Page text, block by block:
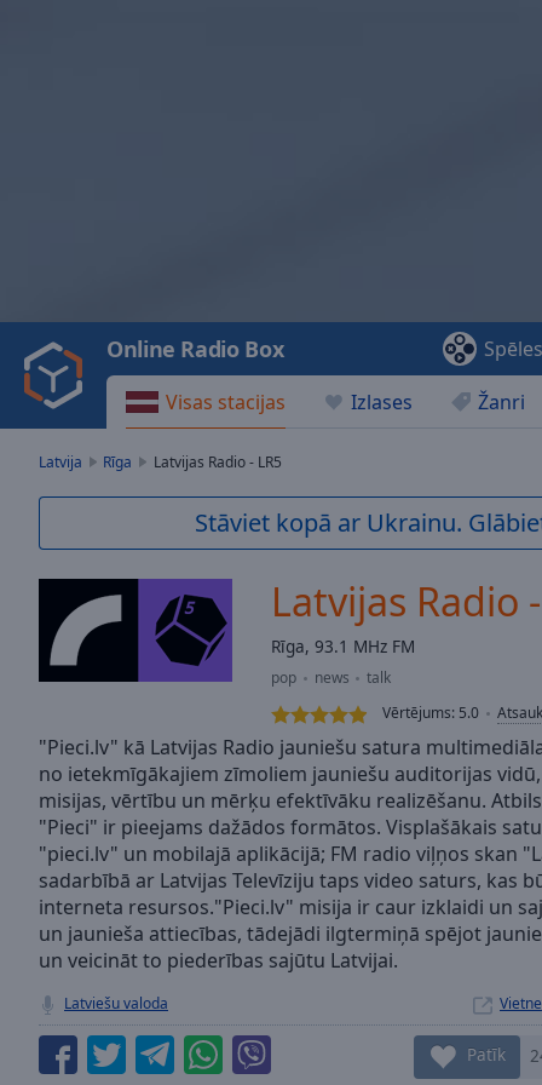
Video
Play
Backward
Skip
Current
Duration-:-
:
Stream
Seek to
currently
behind
LIVE
Remaining
Time-
Rate
Chapters
Visas stacijas Izlases Žanri
Online Radio Box Spēles
Latvija Rīga Latvijas Radio - LR5
Stāviet kopā ar Ukrainu.
Latvijas Radio
Rīga, 93.1 MHz FM
pop news
talk
Vērtējums: 5.0
"Pieci.lv" kā Latvijas Radio jauniešu satura
no ietekmīgākajiem zīmoliem jauniešu auditorijas
misijas, vērtību un mērķu efektīvāku realizēšanu.
"Pieci" ir pieejams dažādos formātos. Visplašākais
"pieci.lv" un mobilajā aplikācijā; FM radio viļņos skan
sadarbībā ar Latvijas Televīziju taps video saturs, kas
interneta resursos."Pieci.lv" misija ir caur izklaidi un
un jaunieša attiecības, tādejādi ilgtermiņā spējot
un veicināt to piederības sajūtu Latvijai.
Latviešu valoda Vietne
Patīk